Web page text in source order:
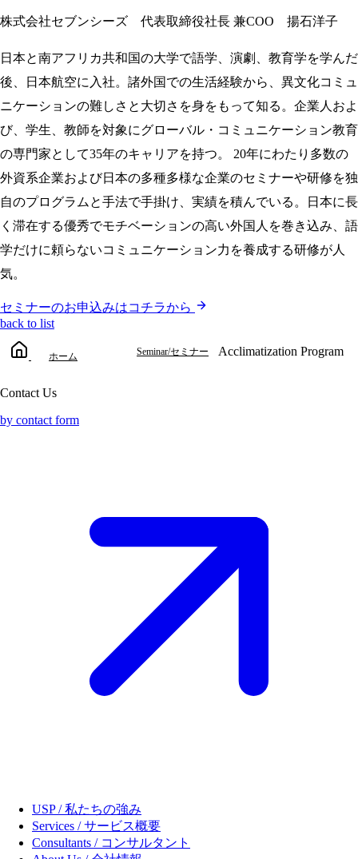
株式会社セブンシーズ 代表取締役社長 兼COO 揚石洋子
日本と南アフリカ共和国の大学で語学、演劇、教育学を学んだ
後、日本航空に入社。諸外国での生活経験から、異文化コミュ
ニケーションの難しさと大切さを身をもって知る。企業人およ
び、学生、教師を対象にグローバル・コミュニケーション教育
の専門家として35年のキャリアを持つ。 20年にわたり多数の
外資系企業および日本の多種多様な企業のセミナーや研修を独
自のプログラムと手法で手掛け、実績を積んでいる。日本に長
く滞在する優秀でモチベーションの高い外国人を巻き込み、語
学だけに頼らないコミュニケーション力を養成する研修が人
気。
セミナーのお申込みはコチラから
back to list
ホーム Seminar/セミナー Acclimatization Program
Contact Us
by contact form
USP / 私たちの強み
Services / サービス概要
Consultants / コンサルタント